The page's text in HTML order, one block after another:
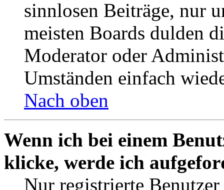
sinnlosen Beiträge, nur
meisten Boards dulden
Moderator oder
Umständen einfach
Nach oben
Wenn ich bei einem
klicke, werde ich
Nur registrierte